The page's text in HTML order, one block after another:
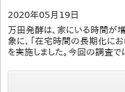
2020年05月19日
万田発酵は、家にいる時間が
象に、「在宅時間の長期化に
を実施しました。今回の調査で